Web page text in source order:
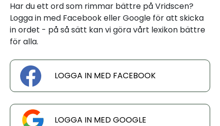
Har du ett ord som rimmar bättre på Vridscen?
Logga in med Facebook eller Google för att skicka
in ordet - på så sätt kan vi göra vårt lexikon bättre
för alla.
LOGGA IN MED FACEBOOK
LOGGA IN MED GOOGLE